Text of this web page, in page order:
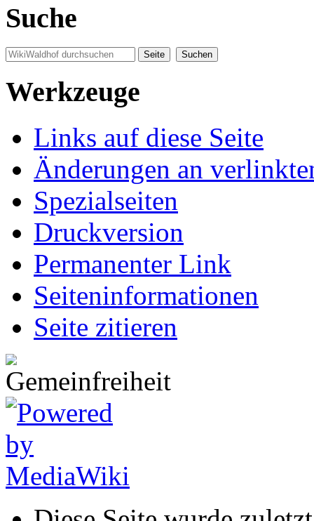
Suche
Werkzeuge
Links auf diese Seite
Änderungen an
Spezialseiten
Druckversion
Permanenter Link
Seiten­informationen
Seite zitieren